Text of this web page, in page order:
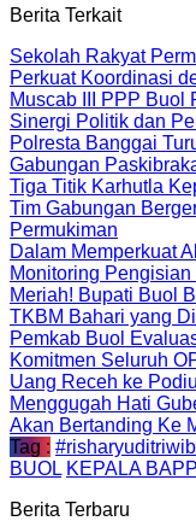
Berita Terkait
Sekolah Rakyat
Perkuat Koordinasi
Muscab III PPP Buol
Sinergi Politik dan
Polresta Banggai
Gabungan
Tiga Titik Karhutla
Tim Gabungan
Permukiman
Dalam Memperkuat
Monitoring
Meriah! Bupati Buol
TKBM Bahari yang
Pemkab Buol
Komitmen Seluruh
Uang Receh ke
Menggugah Hati
Akan Bertanding Ke
Tag :
BUOL KEPALA
Berita Terbaru